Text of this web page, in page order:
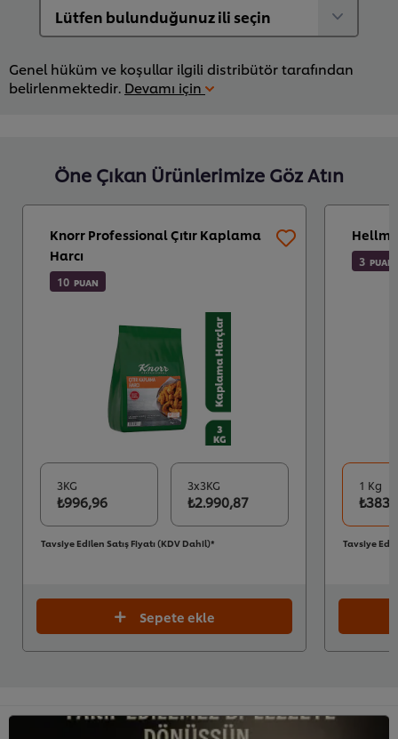
Genel hüküm ve koşullar ilgili distribütör tarafından
belirlenmektedir. Devamı için
Öne Çıkan Ürünlerimize Göz Atın
Knorr Professional Çıtır Kaplama
Harcı
10 PUAN
3KG
₺996,96
3x3KG
₺2.990,87
Tavsiye Edilen Satış Fiyatı (KDV Dahil)*
Sepete ekle
3 PUAN
1 Kg
Tavsiye